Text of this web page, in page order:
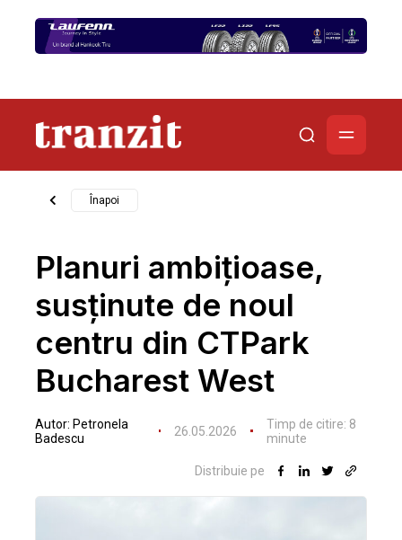
Înapoi
Planuri ambițioase,
susținute de noul
centru din CTPark
Bucharest West
Autor: Petronela
Badescu
26.05.2026 Timp de citire: 8
minute
Distribuie pe